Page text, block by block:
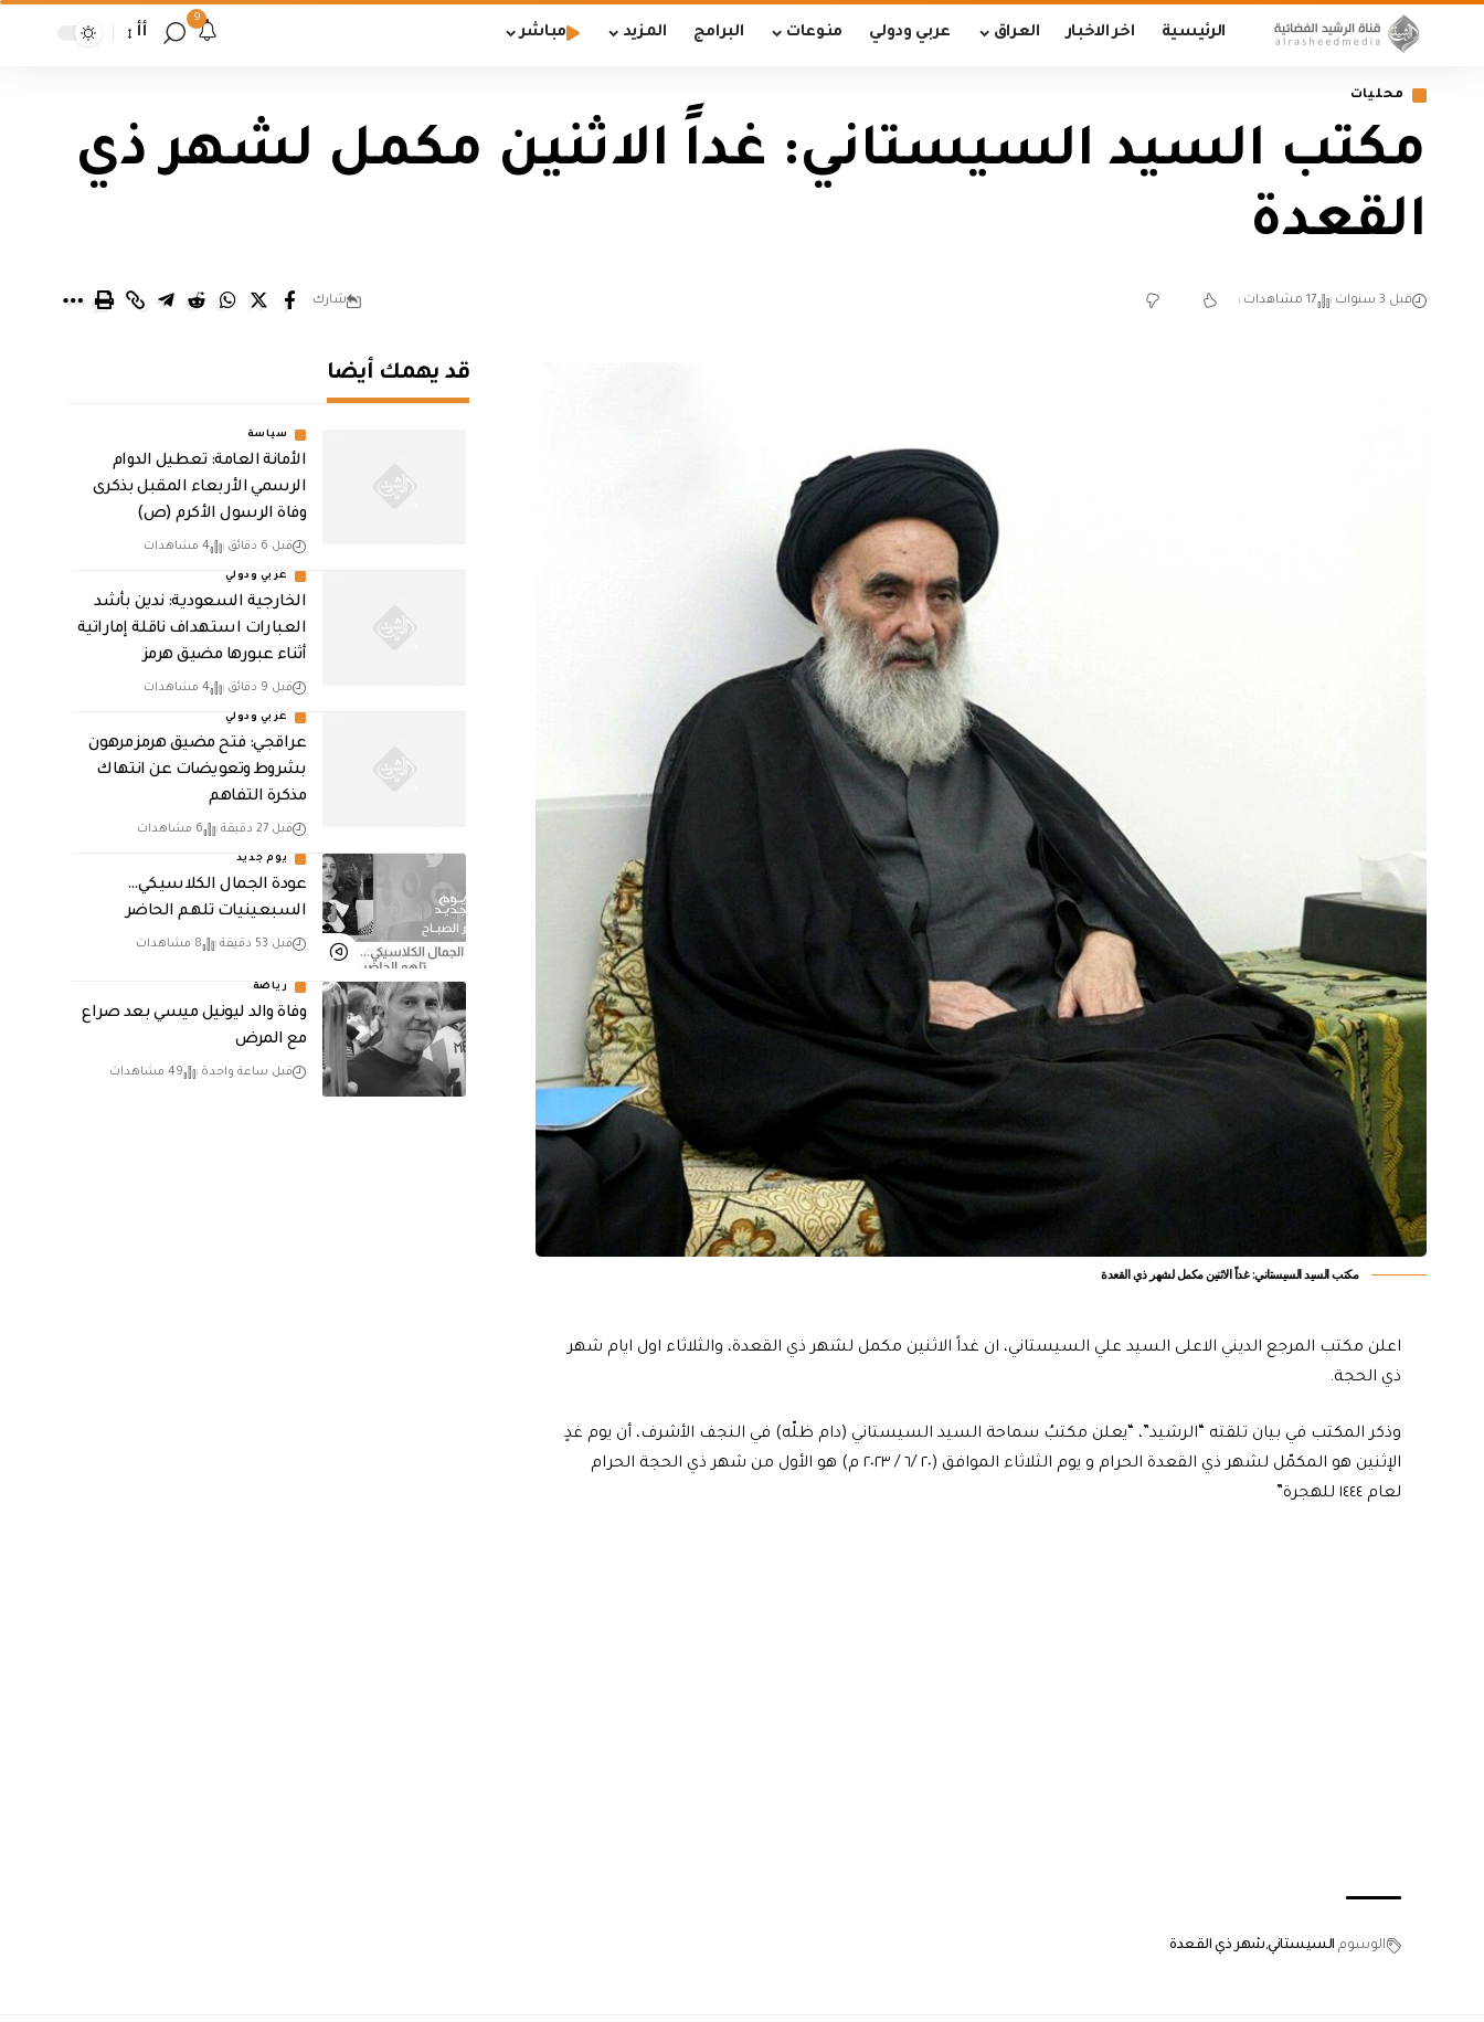
الرئيسية اخر الاخبار العراق عربي ودولي منوعات البرامج المزيد مباشر
9
أأ
محليات
مكتب السيد السيستاني: غداً الاثنين مكمل لشهر ذي
القعدة
قبل 3 سنوات 17 مشاهدات شارك
مكتب السيد السيستاني: غداً الاثنين مكمل لشهر ذي القعدة
اعلن مكتب المرجع الديني الاعلى السيد علي السيستاني، ان غداً الاثنين مكمل لشهر ذي القعدة، والثلاثاء اول ايام شهر
ذي الحجة.
وذكر المكتب في بيان تلقته “الرشيد”، “يعلن مكتبُ سماحة السيد السيستاني (دام ظلّه) في النجف الأشرف، أن يوم غدٍ
الإثنين هو المكمّل لشهر ذي القعدة الحرام و يوم الثلاثاء الموافق (٢٠ /٦ / ٢٠٢٣ م) هو الأول من شهر ذي الحجة الحرام
لعام ١٤٤٤ للهجرة”
الوسوم السيستاني شهر ذي القعدة
قد يهمك أيضا
سياسة
الأمانة العامة: تعطيل الدوام
الرسمي الأربعاء المقبل بذكرى
وفاة الرسول الأكرم (ص)
قبل 6 دقائق 4 مشاهدات
عربي ودولي
‏الخارجية السعودية: ندين بأشد
العبارات استهداف ناقلة إماراتية
أثناء عبورها مضيق هرمز
قبل 9 دقائق 4 مشاهدات
عربي ودولي
عراقجي: فتح مضيق هرمز مرهون
بشروط وتعويضات عن انتهاك
مذكرة التفاهم
قبل 27 دقيقة 6 مشاهدات
يوم جديد
عودة الجمال الكلاسيكي…
السبعينيات تلهم الحاضر
قبل 53 دقيقة 8 مشاهدات
رياضة
وفاة والد ليونيل ميسي بعد صراع
مع المرض
قبل ساعة واحدة 49 مشاهدات